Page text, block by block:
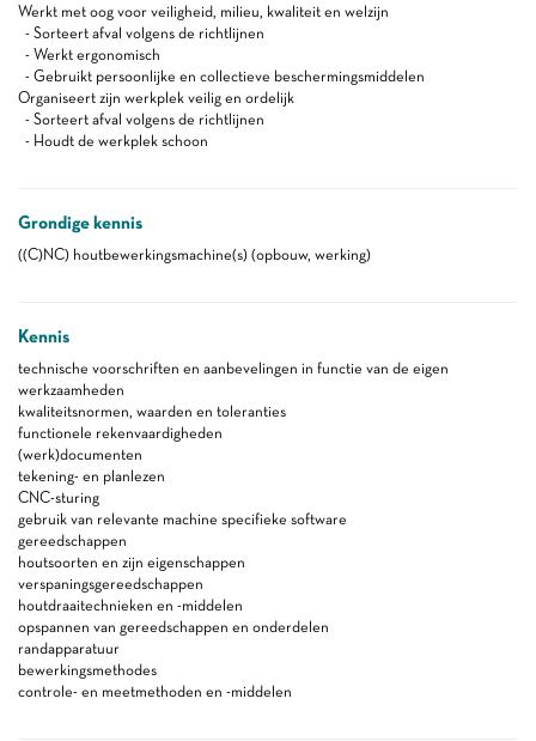
Werkt met oog voor veiligheid, milieu, kwaliteit en welzijn
- Sorteert afval volgens de richtlijnen
- Werkt ergonomisch
- Gebruikt persoonlijke en collectieve beschermingsmiddelen
Organiseert zijn werkplek veilig en ordelijk
- Sorteert afval volgens de richtlijnen
- Houdt de werkplek schoon
Grondige kennis
((C)NC) houtbewerkingsmachine(s) (opbouw, werking)
Kennis
technische voorschriften en aanbevelingen in functie van de eigen
werkzaamheden
kwaliteitsnormen, waarden en toleranties
functionele rekenvaardigheden
(werk)documenten
tekening- en planlezen
CNC-sturing
gebruik van relevante machine specifieke software
gereedschappen
houtsoorten en zijn eigenschappen
verspaningsgereedschappen
houtdraaitechnieken en -middelen
opspannen van gereedschappen en onderdelen
randapparatuur
bewerkingsmethodes
controle- en meetmethoden en -middelen